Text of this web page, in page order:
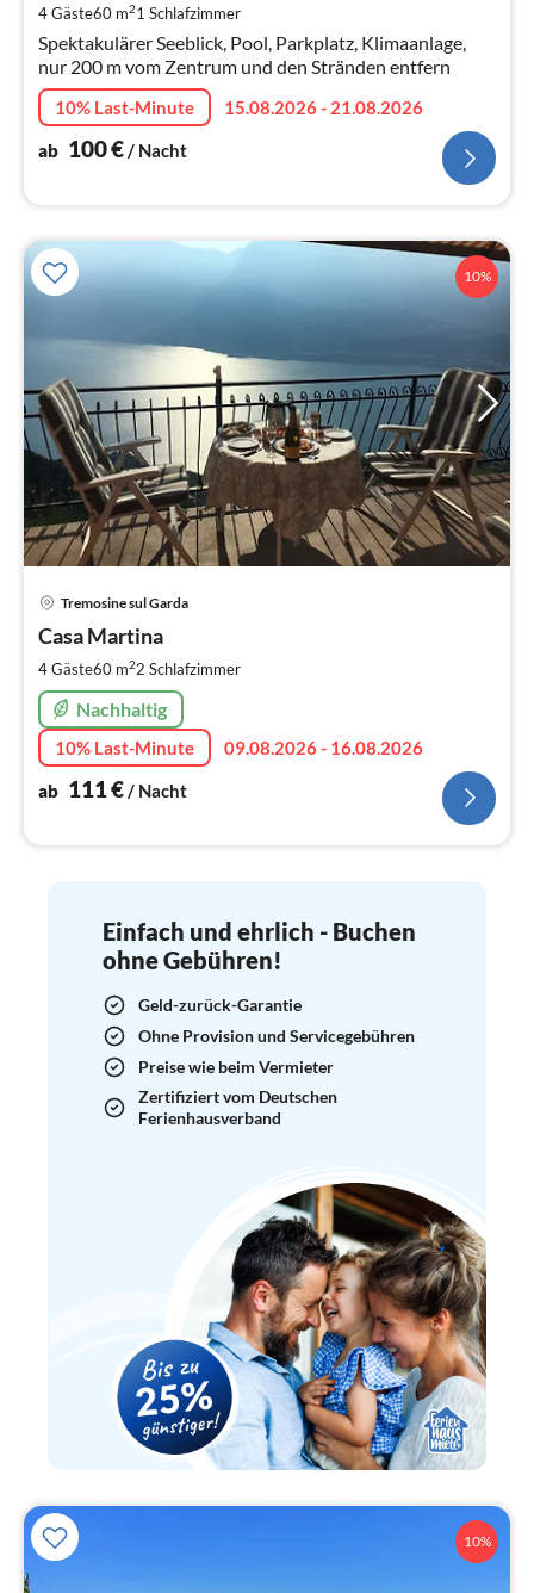
4 Gäste60 m21 Schlafzimmer
Spektakulärer Seeblick, Pool, Parkplatz, Klimaanlage,
nur 200 m vom Zentrum und den Stränden entfern
10% Last-Minute
15.08.2026 - 21.08.2026
ab 100€/ Nacht
10%
Tremosine sul Garda
Casa Martina
4 Gäste60 m22 Schlafzimmer
Nachhaltig
10% Last-Minute
09.08.2026 - 16.08.2026
ab 111€/ Nacht
Einfach und ehrlich - Buchen
ohne Gebühren!
Geld-zurück-Garantie
Ohne Provision und Servicegebühren
Preise wie beim Vermieter
Zertifiziert vom Deutschen
Ferienhausverband
10%